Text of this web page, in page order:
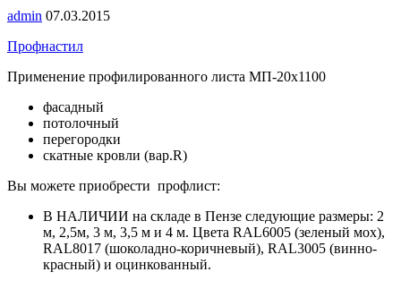
admin 07.03.2015
Профнастил
Применение профилированного листа МП-20х1100
фасадный
потолочный
перегородки
скатные кровли (вар.R)
Вы можете приобрести профлист:
В НАЛИЧИИ на складе в Пензе следующие размеры: 2
м, 2,5м, 3 м, 3,5 м и 4 м. Цвета RAL6005 (зеленый мох),
RAL8017 (шоколадно-коричневый), RAL3005 (винно-
красный) и оцинкованный.